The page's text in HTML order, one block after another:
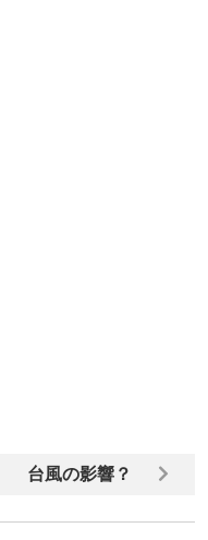
台風の影響？